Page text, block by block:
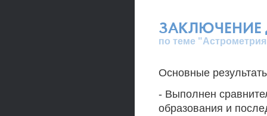
ЗАКЛЮЧЕНИЕ
по теме
Основные
- Выполнен
образования и